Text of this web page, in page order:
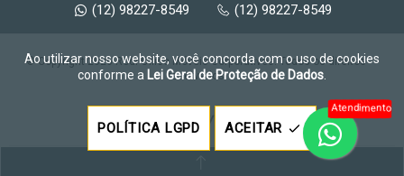
(12) 98227-8549 (12) 98227-8549
© Copyright 2026 Rodi Office Móveis Corporativos. Todos os direitos
reservados.
Feito com pela
Ao utilizar nosso website, você concorda com o uso de cookies
conforme a Lei Geral de Proteção de Dados
POLÍTICA LGPD ACEITAR
Atendimento